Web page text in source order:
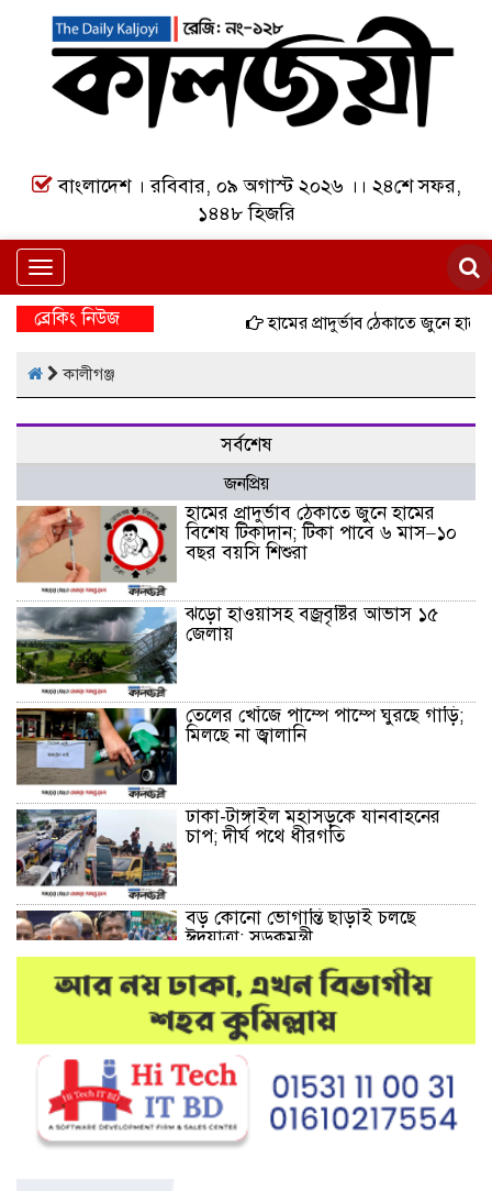
বাংলাদেশ । রবিবার, ০৯ অগাস্ট ২০২৬ ।। ২৪শে সফর,
১৪৪৮ হিজরি
Toggle
navigation
ব্রেকিং নিউজ হামের প্রাদুর্ভাব ঠেকাতে জুনে
কালীগঞ্জ
সর্বশেষ
জনপ্রিয়
হামের প্রাদুর্ভাব ঠেকাতে জুনে হামের
বিশেষ টিকাদান; টিকা পাবে ৬ মাস–১০
বছর বয়সি শিশুরা
ঝড়ো হাওয়াসহ বজ্রবৃষ্টির আভাস ১৫
জেলায়
তেলের খোঁজে পাম্পে পাম্পে ঘুরছে গাড়ি;
মিলছে না জ্বালানি
ঢাকা-টাঙ্গাইল মহাসড়কে যানবাহনের
চাপ; দীর্ঘ পথে ধীরগতি
বড় কোনো ভোগান্তি ছাড়াই চলছে
ঈদযাত্রা: সড়কমন্ত্রী
মেলান্দহে উপবৃত্তি কেলেঙ্কারি:
অভিভাবকের জায়গায় শিক্ষকের ব্যাংক
হিসাব
দেশে আবারও উদ্ধার হলো ভয়ংকর
মাদক: ক্রিস্টাল মেথ ও এলএসডি